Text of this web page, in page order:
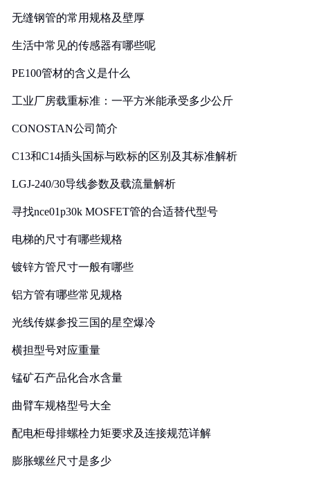
无缝钢管的常用规格及壁厚
生活中常见的传感器有哪些呢
PE100管材的含义是什么
工业厂房载重标准：一平方米能承受多少公斤
CONOSTAN公司简介
C13和C14插头国标与欧标的区别及其标准解析
LGJ-240/30导线参数及载流量解析
寻找nce01p30k MOSFET管的合适替代型号
电梯的尺寸有哪些规格
镀锌方管尺寸一般有哪些
铝方管有哪些常见规格
光线传媒参投三国的星空爆冷
横担型号对应重量
锰矿石产品化合水含量
曲臂车规格型号大全
配电柜母排螺栓力矩要求及连接规范详解
膨胀螺丝尺寸是多少